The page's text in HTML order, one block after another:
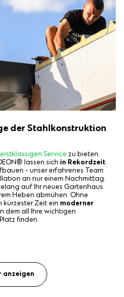
der Stahlkonstruktion
erstklassigen Service zu bieten.
lassen sich in Rekordzeit
- unser erfahrenes Team
an nur einem Nachmittag.
auf Ihr neues Gartenhaus
Heben abmühen. Ohne
Zeit ein moderner
dem all Ihre wichtigen
finden.
anzeigen